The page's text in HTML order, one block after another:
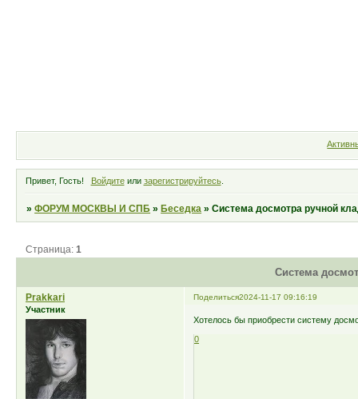
Привет, Гость! Войдитеили зарегистрируйтесь.
»ФОРУМ МОСКВЫ И СПБ »Беседка »Система досмотра ручной
Система
Страница:1
Поделиться2024-11-17 09:16:19
Prakkari
Участник
Хотелось бы приобрести систему
0